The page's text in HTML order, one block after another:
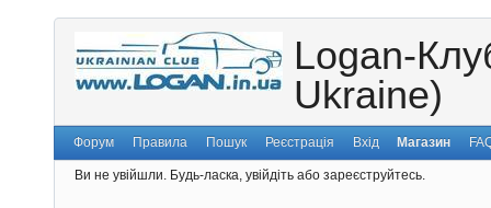
Logan-
Ukraine)
Форум Правила Пошук Реєстрація Вхід Магазин
Ви не увійшли. Будь-ласка, увійдіть або зареєструйтесь.